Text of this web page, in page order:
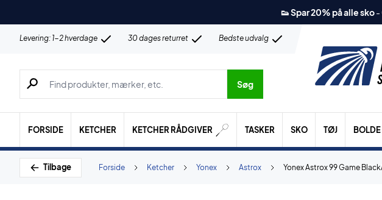
👟 Spar 20% på alle sko-
Levering: 1-2 hverdage 30 dages returret Bedste udvalg
Søg efter produkter, mærker etc.
Søg
FORSIDE KETCHER KETCHER RÅDGIVER TASKER SKO TØJ BOLDE
Tilbage Yonex Astrox 99 Game
Astrox
Yonex
Ketcher
Forside